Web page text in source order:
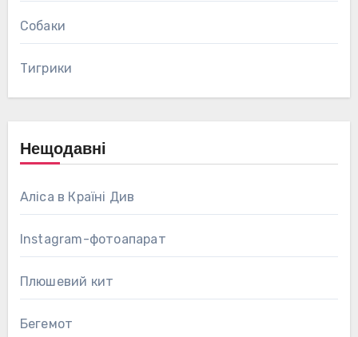
Собаки
Тигрики
Нещодавні
Аліса в Країні Див
Instagram-фотоапарат
Плюшевий кит
Бегемот